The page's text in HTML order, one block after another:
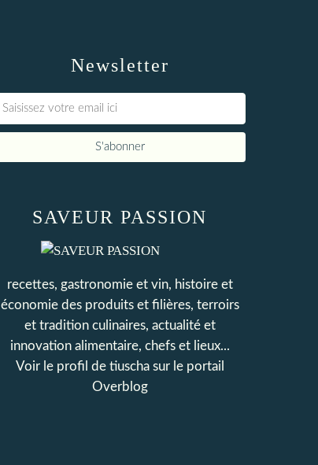
Newsletter
SAVEUR PASSION
recettes, gastronomie et vin, histoire et
économie des produits et filières, terroirs
et tradition culinaires, actualité et
innovation alimentaire, chefs et lieux...
Voir le profil de tiuschasur le portail
Overblog